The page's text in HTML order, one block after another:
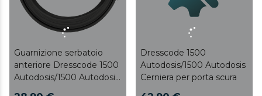
Guarnizione serbatoio
anteriore Dresscode 1500
Autodosis/1500 Autodosis
Dresscode 1500
Autodosis/1500 Autodosis
Cerniera per porta scura